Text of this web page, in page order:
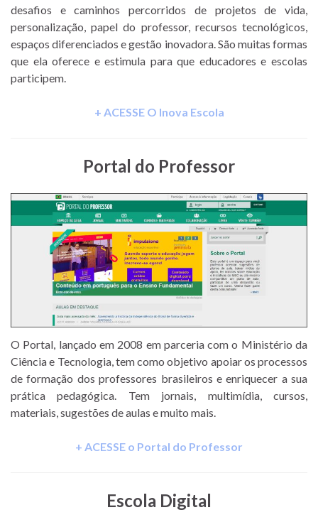
desafios e caminhos percorridos de projetos de vida,
personalização, papel do professor, recursos tecnológicos,
espaços diferenciados e gestão inovadora. São muitas formas
que ela oferece e estimula para que educadores e escolas
participem.
+ ACESSE O Inova Escola
Portal do Professor
O Portal, lançado em 2008 em parceria com o Ministério da
Ciência e Tecnologia, tem como objetivo apoiar os processos
de formação dos professores brasileiros e enriquecer a sua
prática pedagógica. Tem jornais, multimídia, cursos,
materiais, sugestões de aulas e muito mais.
+ ACESSE o Portal do Professor
Escola Digital